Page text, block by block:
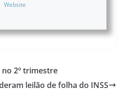
Website
2º trimestre
leilão de folha do INSS